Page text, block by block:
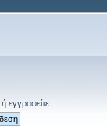
ή εγγραφείτε